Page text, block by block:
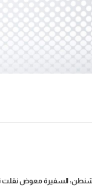
السفيرة معوض نقلت